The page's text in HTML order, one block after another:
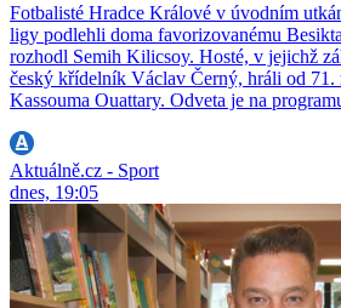
Fotbalisté Hradce Králové v úvodním
ligy podlehli doma favorizovanému
rozhodl Semih Kilicsoy. Hosté, v jejichž
český křídelník Václav Černý, hráli od 71.
Kassouma Ouattary. Odveta je na
Aktuálně.cz - Sport
dnes, 19:05